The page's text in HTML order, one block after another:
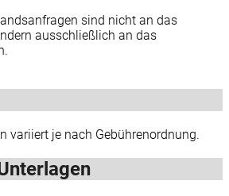
sind nicht an das
ausschließlich an das
variiert je nach Gebührenordnung.